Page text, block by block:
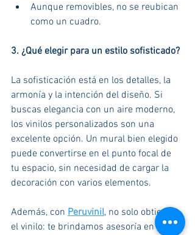
Aunque removibles, no se reubican
como un cuadro.
3. ¿Qué elegir para un estilo sofisticado?
La sofisticación está en los detalles, la
armonía y la intención del diseño. Si
buscas elegancia con un aire moderno,
los vinilos personalizados son una
excelente opción. Un mural bien elegido
puede convertirse en el punto focal de
tu espacio, sin necesidad de cargar la
decoración con varios elementos.
Además, con Peruvinil, no solo obtienes
el vinilo: te brindamos asesoría en